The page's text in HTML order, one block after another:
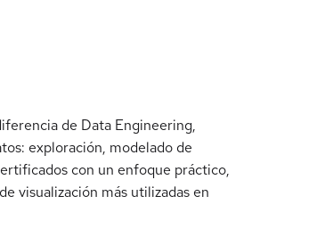
de Data Engineering,
exploración, modelado de
con un enfoque práctico,
visualización más utilizadas en